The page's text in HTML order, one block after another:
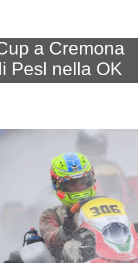
a Cremona
Pesl nella OK